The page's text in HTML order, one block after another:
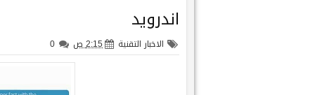
اندرويد
0 الاخبار التقنية 2:15 ص